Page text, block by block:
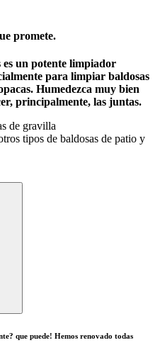
promete.
un potente limpiador
para limpiar baldosas
Humedezca muy bien
principalmente, las juntas.
de gravilla
tipos de baldosas de patio y
que puede! Hemos renovado todas